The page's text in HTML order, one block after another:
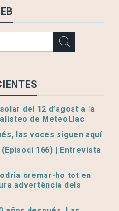
del 12 d’agost a la
de MeteoLlac
las voces siguen aquí
166) | Entrevista
cremar-ho tot en
advertència dels